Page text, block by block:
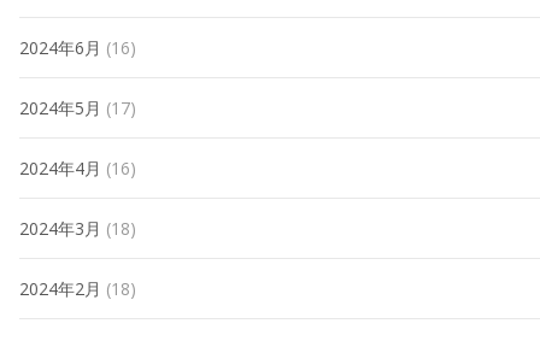
2024年6月 (16)
2024年5月 (17)
2024年4月 (16)
2024年3月 (18)
2024年2月 (18)